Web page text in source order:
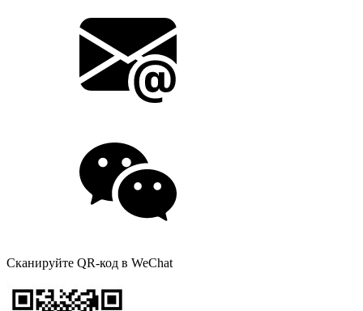
Сканируйте QR-код в WeChat